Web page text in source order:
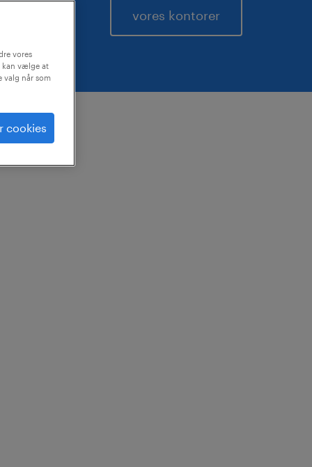
vores kontorer
vores
kan vælge at
valg når som
cookies